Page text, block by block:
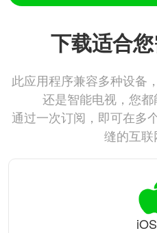
下载适合
此应用程序兼容多种设备
还是智能电视，您都
通过一次订阅，即可在多
缝的互联